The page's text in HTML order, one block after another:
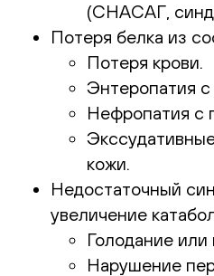
(СНАСАГ,
Потеря белка из
Потеря крови.
Энтеропатия с
Нефропатия с
кожи.
Недостаточный
увеличение
Голодание или
Нарушение